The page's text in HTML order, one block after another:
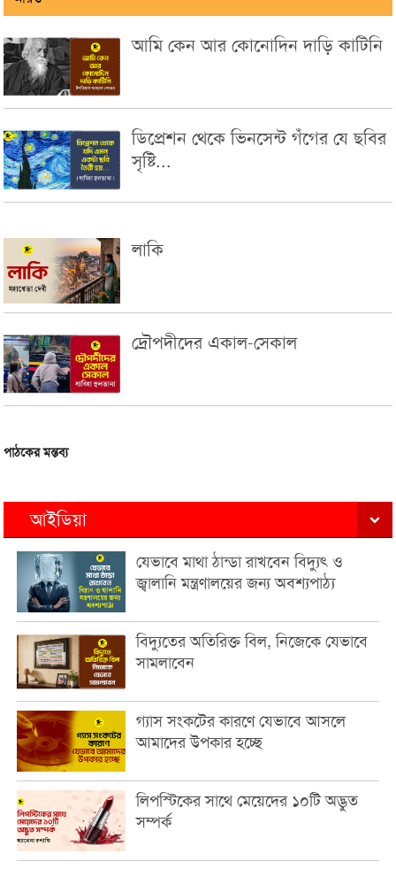
আমি কেন আর কোনোদিন দাড়ি কাটিনি
ডিপ্রেশন থেকে ভিনসেন্ট গঁগের যে ছবির
সৃষ্টি...
লাকি
দ্রৌপদীদের একাল-সেকাল
পাঠকের মন্তব্য
আইডিয়া
যেভাবে মাথা ঠান্ডা রাখবেন বিদ্যুৎ ও
জ্বালানি মন্ত্রণালয়ের জন্য অবশ্যপাঠ্য
বিদ্যুতের অতিরিক্ত বিল, নিজেকে যেভাবে
সামলাবেন
গ্যাস সংকটের কারণে যেভাবে আসলে
আমাদের উপকার হচ্ছে
লিপস্টিকের সাথে মেয়েদের ১০টি অদ্ভুত
সম্পর্ক